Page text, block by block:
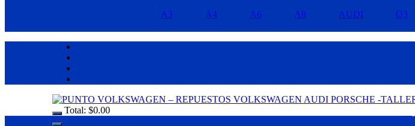
A3 A4 A6 A8 AUDI Q3
Total: $0.00